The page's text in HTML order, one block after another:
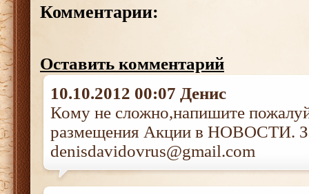
Комментарии:
Оставить комментарий
10.10.2012 00:07 Денис
Кому не сложно,напишите
размещения Акции в НОВОСТИ.
denisdavidovrus@gmail.com